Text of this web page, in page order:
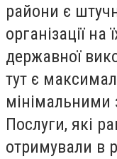
райони є
організації на
державної
тут є
мінімальними
Послуги, які
отримували в